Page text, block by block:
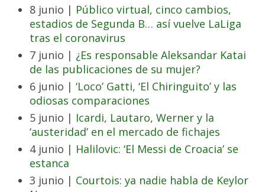
8 junio | Público virtual, cinco cambios,
estadios de Segunda B… así vuelve LaLiga
tras el coronavirus
7 junio | ¿Es responsable Aleksandar Katai
de las publicaciones de su mujer?
6 junio | ‘Loco’ Gatti, ‘El Chiringuito’ y las
odiosas comparaciones
5 junio | Icardi, Lautaro, Werner y la
‘austeridad’ en el mercado de fichajes
4 junio | Halilovic: ‘El Messi de Croacia’ se
estanca
3 junio | Courtois: ya nadie habla de Keylor